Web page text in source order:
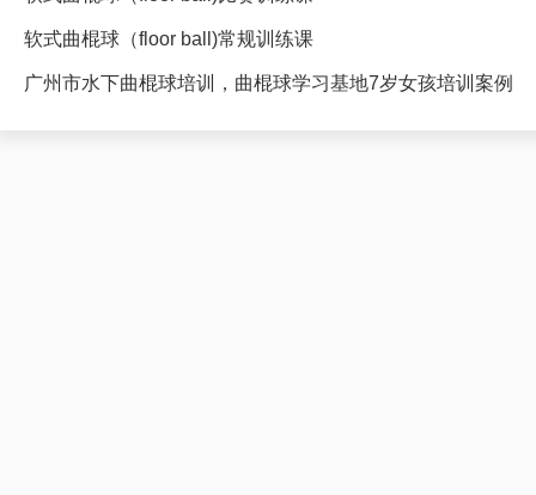
软式曲棍球（floor ball)常规训练课
广州市水下曲棍球培训，曲棍球学习基地7岁女孩培训案例